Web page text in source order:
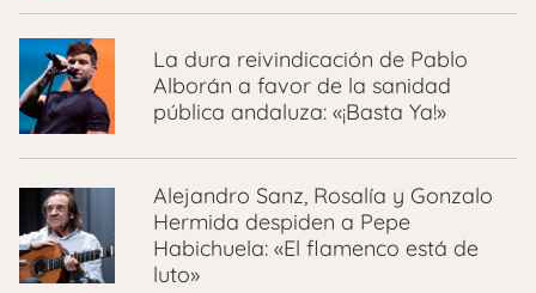
La dura reivindicación de Pablo
Alborán a favor de la sanidad
pública andaluza: «¡Basta Ya!»
Alejandro Sanz, Rosalía y Gonzalo
Hermida despiden a Pepe
Habichuela: «El flamenco está de
luto»